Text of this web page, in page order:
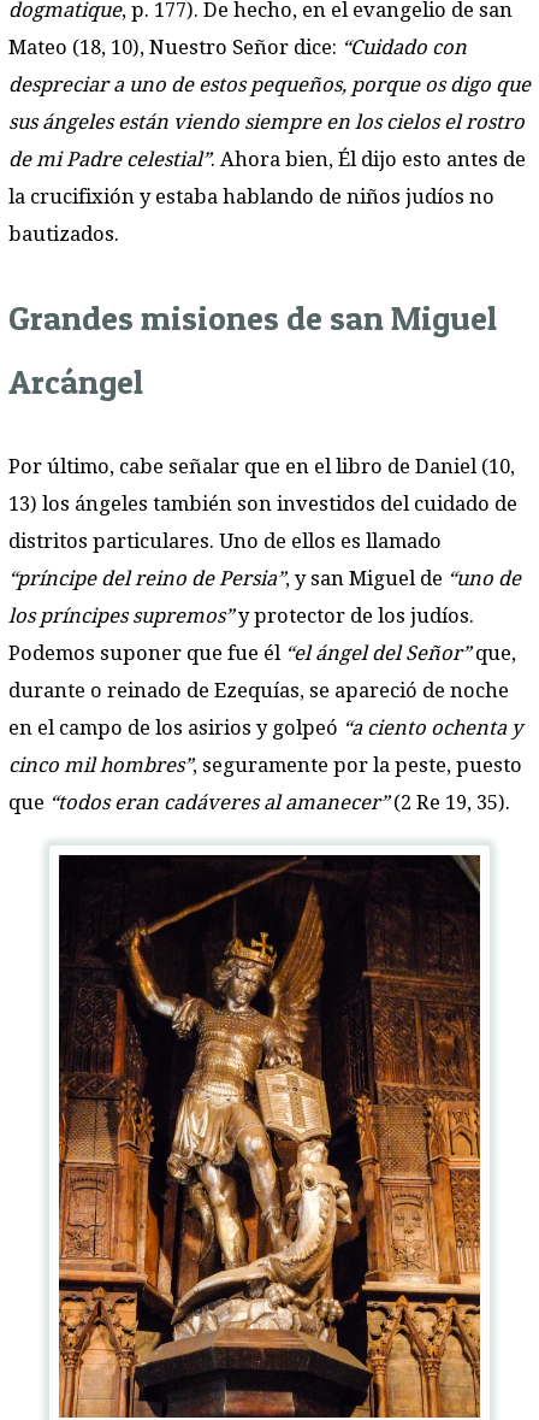
dogmatique, p. 177). De hecho, en el evangelio de san
Mateo (18, 10), Nuestro Señor dice: “Cuidado con
despreciar a uno de estos pequeños, porque os digo que
sus ángeles están viendo siempre en los cielos el rostro
de mi Padre celestial”. Ahora bien, Él dijo esto antes de
la crucifixión y estaba hablando de niños judíos no
bautizados.
Grandes misiones de san Miguel
Arcángel
Por último, cabe señalar que en el libro de Daniel (10,
13) los ángeles también son investidos del cuidado de
distritos particulares. Uno de ellos es llamado
“príncipe del reino de Persia”, y san Miguel de “uno de
los príncipes supremos”y protector de los judíos.
Podemos suponer que fue él “el ángel del Señor”que,
durante o reinado de Ezequías, se apareció de noche
en el campo de los asirios y golpeó “a ciento ochenta y
cinco mil hombres”, seguramente por la peste, puesto
que “todos eran cadáveres al amanecer”(2 Re 19, 35).